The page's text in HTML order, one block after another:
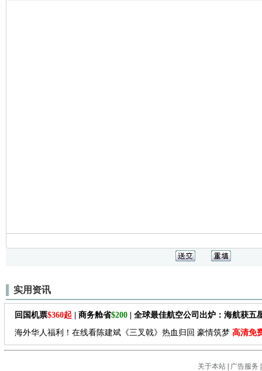
实用资讯
回国机票$360起 | 商务舱省$200 | 全球最佳航空公司出炉：海航获五
海外华人福利！在线看陈建斌《三叉戟》热血归回 豪情筑梦 高清免
关于本站| 广告服务